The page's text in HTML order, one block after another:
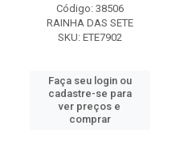
Código: 38506
RAINHA DAS SETE
SKU: ETE7902
Faça seu login ou
cadastre-se para
ver preços e
comprar